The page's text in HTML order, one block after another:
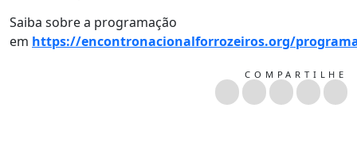
Saiba sobre a programação
em https://encontronacionalforrozeiros.org/
COMPARTILHE